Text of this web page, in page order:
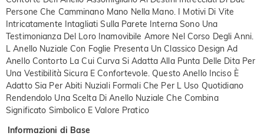
Persone Che Camminano Mano Nella Mano. I Motivi Di Vite
Intricatamente Intagliati Sulla Parete Interna Sono Una
Testimonianza Del Loro Inamovibile Amore Nel Corso Degli Anni.
L Anello Nuziale Con Foglie Presenta Un Classico Design Ad
Anello Contorto La Cui Curva Si Adatta Alla Punta Delle Dita Per
Una Vestibilità Sicura E Confortevole. Questo Anello Inciso È
Adatto Sia Per Abiti Nuziali Formali Che Per L Uso Quotidiano
Rendendolo Una Scelta Di Anello Nuziale Che Combina
Significato Simbolico E Valore Pratico
Informazioni di Base